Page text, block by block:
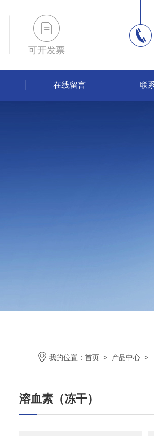
可开发票
在线留言 联
我的位置： 首页 > 产品中心 >
溶血素（冻干）